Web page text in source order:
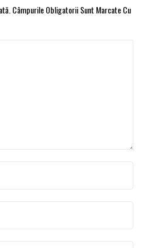
Câmpurile Obligatorii Sunt Marcate Cu